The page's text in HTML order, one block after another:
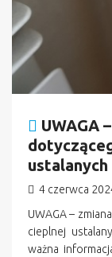
UWAGA
ustalanych
4 czerwca
UWAGA –
cieplnej
ważna